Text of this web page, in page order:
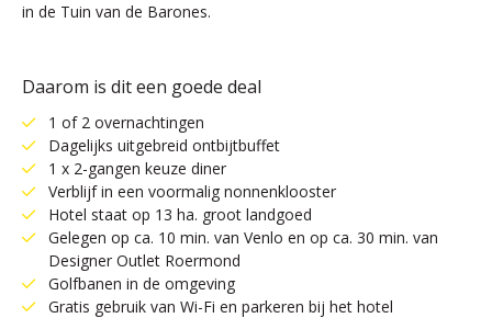
in de Tuin van de Barones.
Daarom is dit een goede deal
1 of 2 overnachtingen
Dagelijks uitgebreid ontbijtbuffet
1 x 2-gangen keuze diner
Verblijf in een voormalig nonnenklooster
Hotel staat op 13 ha. groot landgoed
Gelegen op ca. 10 min. van Venlo en op ca. 30 min. van
Designer Outlet Roermond
Golfbanen in de omgeving
Gratis gebruik van Wi-Fi en parkeren bij het hotel